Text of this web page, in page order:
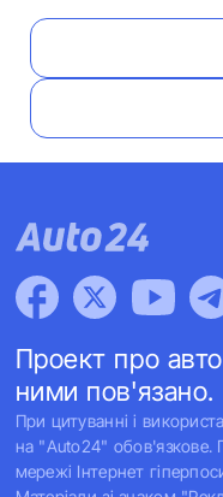
Проект про
ними пов'язано.
При цитуванні і
на "Auto24" обов'язкове.
мережі Інтернет